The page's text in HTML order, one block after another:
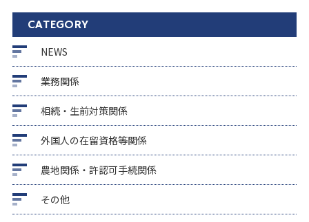
CATEGORY
NEWS
業務関係
相続・生前対策関係
外国人の在留資格等関係
農地関係・許認可手続関係
その他